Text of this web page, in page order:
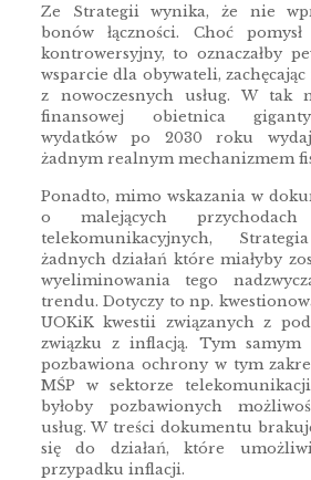
Ze Strategii wynika, że nie
bonów łączności. Choć
kontrowersyjny, to oznaczałby
wsparcie dla obywateli,
z nowoczesnych usług. W tak
finansowej obietnica
wydatków po 2030 roku
żadnym realnym mechanizmem
Ponadto, mimo wskazania w
o malejących przychodach
telekomunikacyjnych,
żadnych działań które miałyby
wyeliminowania tego
trendu. Dotyczy to np.
UOKiK kwestii związanych z
związku z inflacją. Tym samym
pozbawiona ochrony w tym
MŚP w sektorze
byłoby pozbawionych
usług. W treści dokumentu
się do działań, które
przypadku inflacji.